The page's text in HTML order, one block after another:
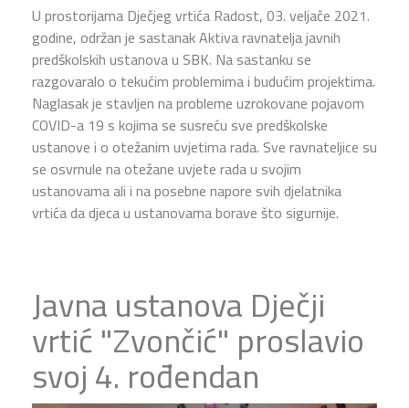
U prostorijama Dječjeg vrtića Radost, 03. veljače 2021.
godine, održan je sastanak Aktiva ravnatelja javnih
predškolskih ustanova u SBK. Na sastanku se
razgovaralo o tekućim problemima i budućim projektima.
Naglasak je stavljen na probleme uzrokovane pojavom
COVID-a 19 s kojima se susreću sve predškolske
ustanove i o otežanim uvjetima rada. Sve ravnateljice su
se osvrnule na otežane uvjete rada u svojim
ustanovama ali i na posebne napore svih djelatnika
vrtića da djeca u ustanovama borave što sigurnije.
Javna ustanova Dječji
vrtić "Zvončić" proslavio
svoj 4. rođendan